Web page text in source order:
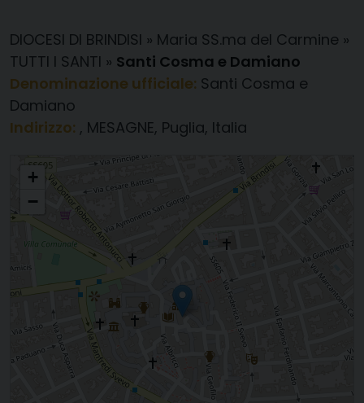
DIOCESI DI BRINDISI » Maria SS.ma del Carmine »
TUTTI I SANTI » Santi Cosma e Damiano
Denominazione ufficiale: Santi Cosma e
Damiano
Indirizzo: , MESAGNE, Puglia, Italia
Santi Cosma e Damiano
+
−